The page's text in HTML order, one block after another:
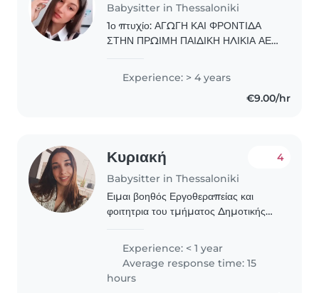
Babysitter in Thessaloniki
1ο πτυχίο: ΑΓΩΓΗ ΚΑΙ ΦΡΟΝΤΙΔΑ
ΣΤΗΝ ΠΡΩΙΜΗ ΠΑΙΔΙΚΗ ΗΛΙΚΙΑ ΑΕΙ
στην αγωγή και φροντίδα βρεφών,
Experience: > 4 years
€9.00/hr
Κυριακή
Babysitter in Thessaloniki
4
Ειμαι βοηθός Εργοθεραπείας και
φοιτητρια του τμήματος Δημοτικής
τα παιδιά είναι στην πρακτική που
ολοκλήρωσα σε Κέντρο Δημιουργικής
απασχόλησης.
Experience: < 1 year
Average response time: 15
hours